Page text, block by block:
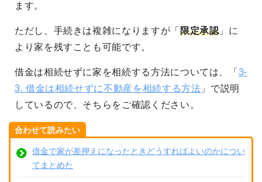
ます。
ただし、手続きは複雑になりますが「 限定承認」に
より家を残すことも可能です。
借金は相続せずに家を相続する方法については、「 3-
3. 借金は相続せずに不動産を相続する方法 」で説明
しているので、そちらをご確認ください。
合わせて読みたい
借金で家が差押えになったときどうすればよいのかについ
てまとめた